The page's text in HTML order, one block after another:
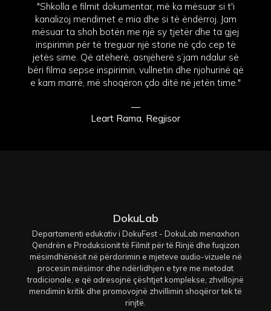
"Shkolla e filmit dokumentar, më ka mësuar si t'i
kanalizoj mendimet e mia dhe si të ëndërroj. Jam
mësuar ta shoh botën me një sy tjetër dhe ta gjej
inspirimin për të treguar një storie në çdo cep të
jetës sime. Që atëherë, asnjëherë s’jam ndalur së
bëri filma sepse inspirimin, vullnetin dhe njohurinë që
e kam marrë, më shoqëron çdo ditë në jetën time."
—
Leart Rama, Regjisor
DokuLab
Departamenti edukativ i DokuFest - DokuLab menaxhon
Qendrën e Produksionit të Filmit për të Rinjë dhe fuqizon
mësimdhënësit në përdorimin e mjeteve audio-vizuele në
procesin mësimor dhe ndërlidhjen e tyre me metodat
tradicionale, e që adresojnë çështjet komplekse, zhvillojnë
mendimin kritik dhe promovojnë zhvillimin shoqëror tek të
rinjtë.